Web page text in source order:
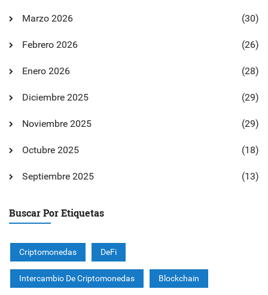
Marzo 2026 (30)
Febrero 2026 (26)
Enero 2026 (28)
Diciembre 2025 (29)
Noviembre 2025 (29)
Octubre 2025 (18)
Septiembre 2025 (13)
Buscar Por Etiquetas
Criptomonedas DeFi
Intercambio De Criptomonedas Blockchain